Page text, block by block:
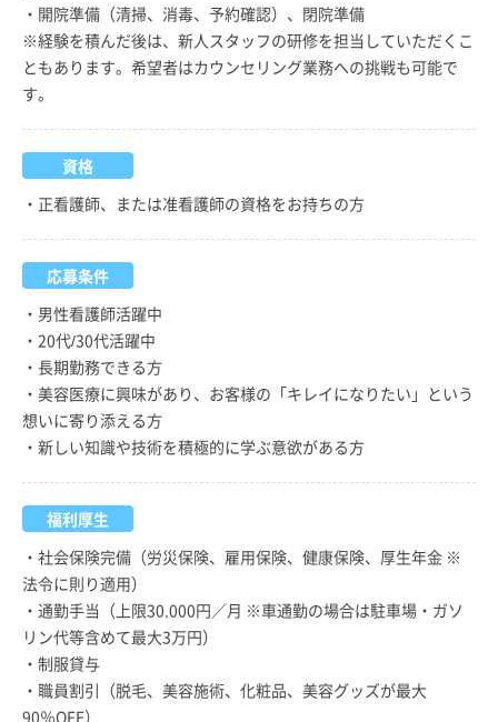
・開院準備（清掃、消毒、予約確認）、閉院準備
※経験を積んだ後は、新人スタッフの研修を担当していただくこ
ともあります。希望者はカウンセリング業務への挑戦も可能で
す。
資格
・正看護師、または准看護師の資格をお持ちの方
応募条件
・男性看護師活躍中
・20代/30代活躍中
・長期勤務できる方
・美容医療に興味があり、お客様の「キレイになりたい」という
想いに寄り添える方
・新しい知識や技術を積極的に学ぶ意欲がある方
福利厚生
・社会保険完備（労災保険、雇用保険、健康保険、厚生年金 ※
法令に則り適用）
・通勤手当（上限30,000円／月 ※車通勤の場合は駐車場・ガソ
リン代等含めて最大3万円）
・制服貸与
・職員割引（脱毛、美容施術、化粧品、美容グッズが最大
90％OFF）